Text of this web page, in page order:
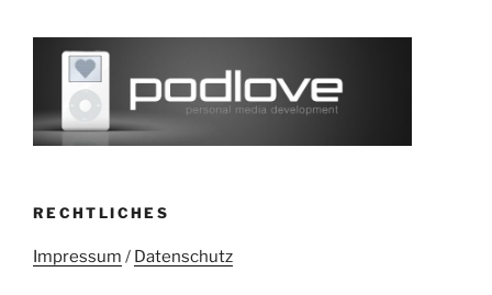
RECHTLICHES
Impressum / Datenschutz